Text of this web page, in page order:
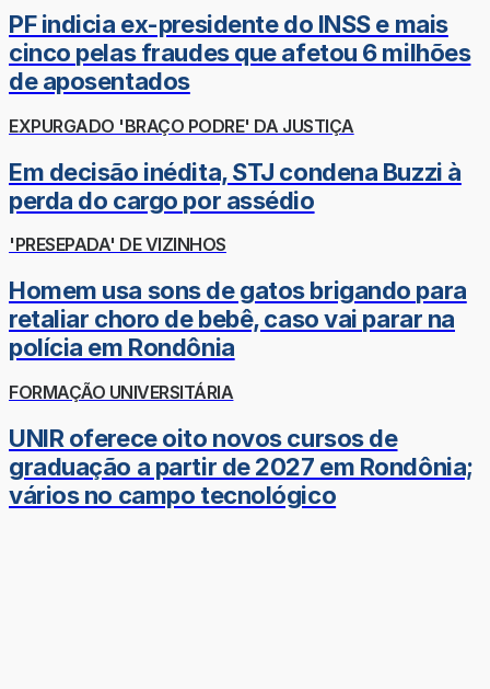
PF indicia ex-presidente do INSS e mais
cinco pelas fraudes que afetou 6 milhões
de aposentados
EXPURGADO 'BRAÇO PODRE' DA JUSTIÇA
Em decisão inédita, STJ condena Buzzi à
perda do cargo por assédio
'PRESEPADA' DE VIZINHOS
Homem usa sons de gatos brigando para
retaliar choro de bebê, caso vai parar na
polícia em Rondônia
FORMAÇÃO UNIVERSITÁRIA
UNIR oferece oito novos cursos de
graduação a partir de 2027 em Rondônia;
vários no campo tecnológico